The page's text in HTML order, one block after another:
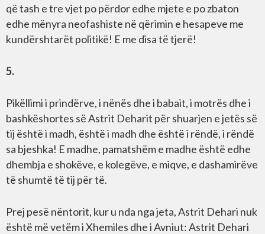
që tash e tre vjet po përdor edhe mjete e po zbaton
edhe mënyra neofashiste në qërimin e hesapeve me
kundërshtarët politikë! E me disa të tjerë!
5.
Pikëllimi i prindërve, i nënës dhe i babait, i motrës dhe i
bashkëshortes së Astrit Deharit për shuarjen e jetës së
tij është i madh, është i madh dhe është i rëndë, i rëndë
sa bjeshka! E madhe, pamatshëm e madhe është edhe
dhembja e shokëve, e kolegëve, e miqve, e dashamirëve
të shumtë të tij për të.
Prej pesë nëntorit, kur u nda nga jeta, Astrit Dehari nuk
është më vetëm i Xhemiles dhe i Avniut: Astrit Dehari